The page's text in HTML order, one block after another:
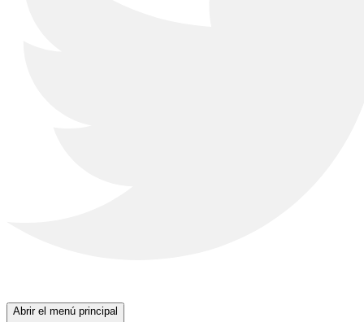
Abrir el menú principal